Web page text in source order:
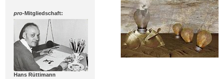
pro-Mitgliedschaft:
Hans Rüttimann